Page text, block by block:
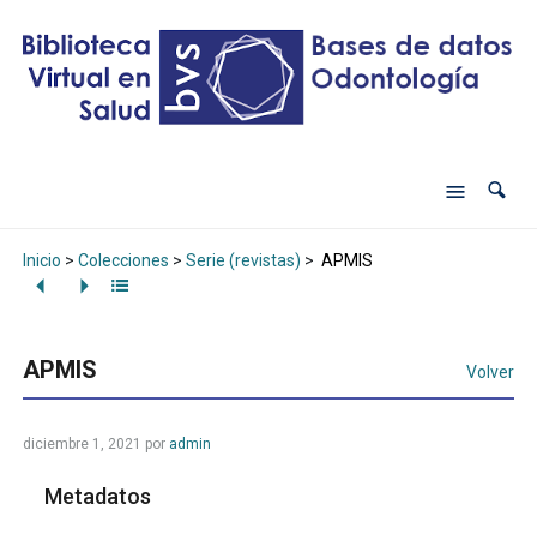
Inicio > Colecciones > Serie (revistas) > APMIS
APMIS Volver
diciembre 1, 2021 por admin
Metadatos